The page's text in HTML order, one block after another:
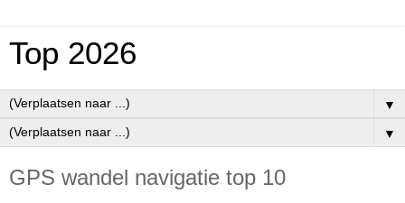
Top 2026
▼
▼
GPS wandel navigatie top 10